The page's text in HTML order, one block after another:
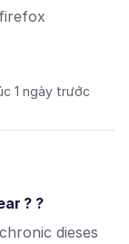
1 ngày trước
? ?
dieses